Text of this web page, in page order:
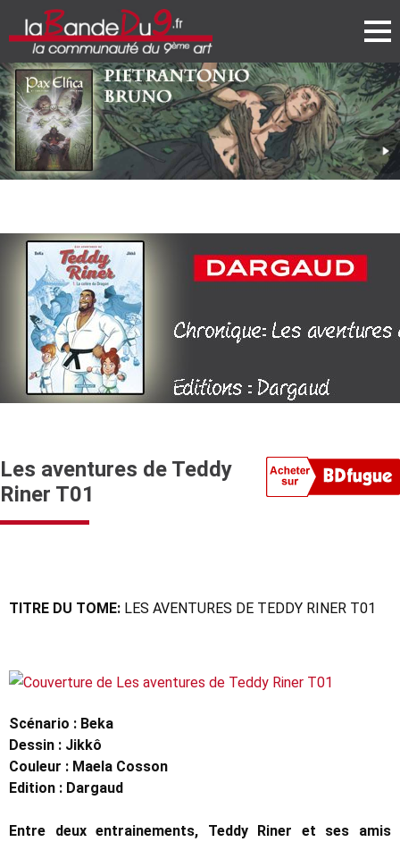
Les aventures de Teddy
Riner T01
TITRE DU TOME: LES AVENTURES DE TEDDY RINER T01
Scénario : Beka
Dessin : Jikkô
Couleur : Maela Cosson
Edition : Dargaud
Entre deux entrainements, Teddy Riner et ses amis